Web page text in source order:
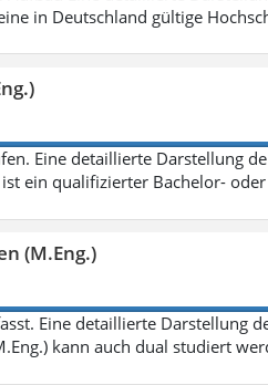
in Deutschland gültige
Eine detaillierte Darstellung
ein qualifizierter Bachelor-
(M.Eng.)
Eine detaillierte Darstellung
kann auch dual studiert